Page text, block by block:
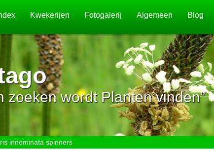
Kwekerijen Fotogalerij Algemeen Blog
zoeken wordt Planten vinden”
innominata spinners